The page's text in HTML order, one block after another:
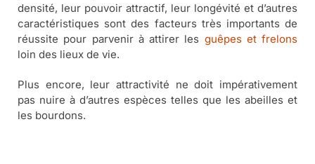
densité, leur pouvoir attractif, leur longévité et d’autres
caractéristiques sont des facteurs très importants de
réussite pour parvenir à attirer les guêpes et frelons
loin des lieux de vie.
Plus encore, leur attractivité ne doit impérativement
pas nuire à d’autres espèces telles que les abeilles et
les bourdons.